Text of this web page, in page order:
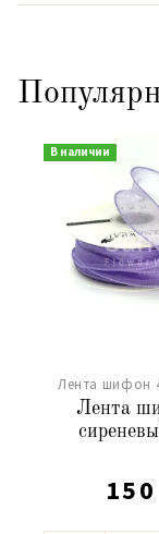
В наличии
Лента шифон
Лента